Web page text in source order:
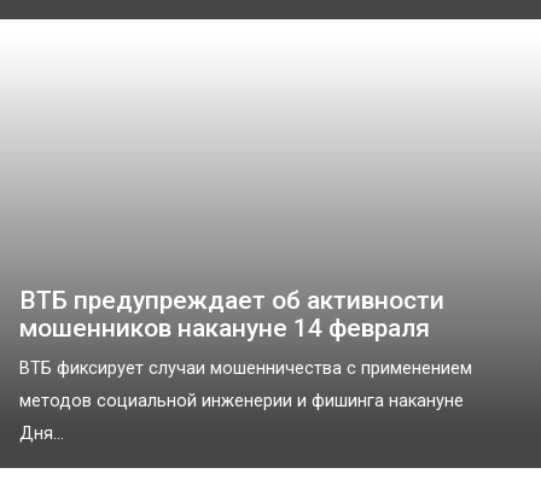
ВТБ предупреждает об активности
мошенников накануне 14 февраля
ВТБ фиксирует случаи мошенничества с применением
методов социальной инженерии и фишинга накануне
Дня...